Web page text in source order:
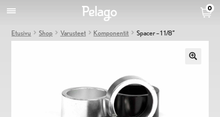
0
Etusivu Shop Varusteet Komponentit Spacer – 1 1/8”